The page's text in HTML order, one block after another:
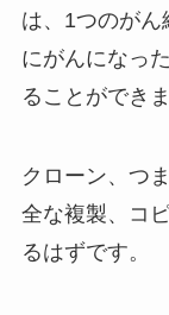
は、1つのが
にがんになっ
ることができま
クローン、つ
全な複製、コ
るはずです。